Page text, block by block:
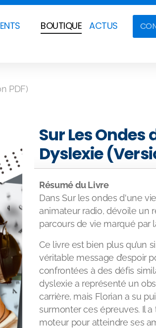
BOUTIQUE ACTUS
PDF)
Sur Les Ondes
Dyslexie
Résumé du Livre
Dans Sur les ondes d'une
animateur radio, dévoile un
parcours de vie marqué par
Ce livre est bien plus qu’un
véritable message d’espoir
confrontées à des défis
dyslexie a représenté un
carrière, mais Florian a su
surmonter ces épreuves. Il
moteur pour atteindre ses